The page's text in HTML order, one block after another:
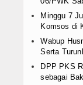
Minggu 7
Komsos di
Wabup
Serta
DPP PKS
sebagai